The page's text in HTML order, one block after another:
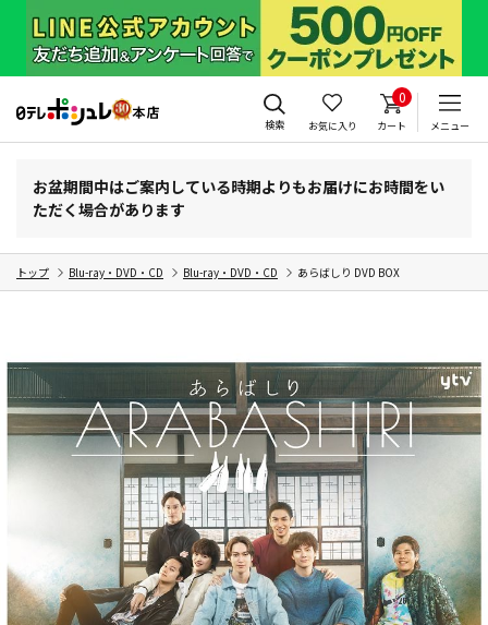
検索 お気に入り
0
カート メニュー
お盆期間中はご案内している時期よりもお届けにお時間をい
ただく場合があります
トップ Blu-ray・DVD・CD Blu-ray・DVD・CD あらばしり DVD BOX